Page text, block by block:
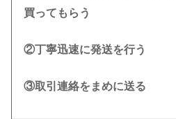
買ってもらう
②丁寧迅速に発送を行う
③取引連絡をまめに送る